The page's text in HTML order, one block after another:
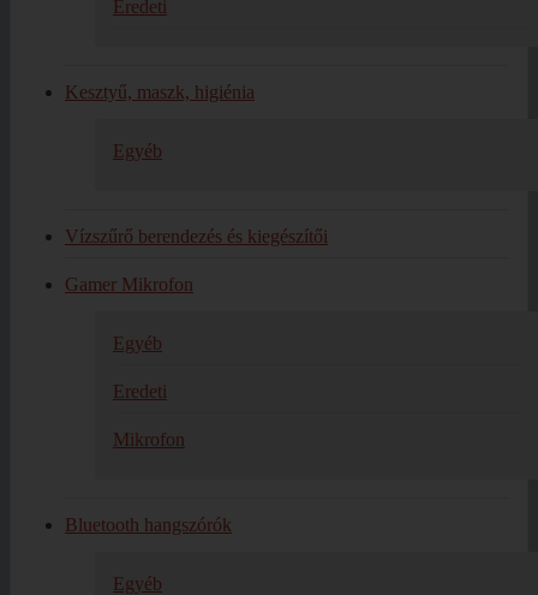
Eredeti
Kesztyű, maszk, higiénia
Egyéb
Vízszűrő berendezés és kiegészítői
Gamer Mikrofon
Egyéb
Eredeti
Mikrofon
Bluetooth hangszórók
Egyéb